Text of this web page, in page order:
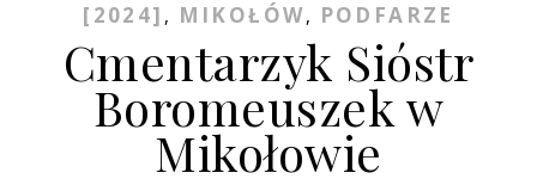
[2024] , MIKOŁÓW, PODFARZE
Cmentarzyk Sióstr
Boromeuszek w
Mikołowie